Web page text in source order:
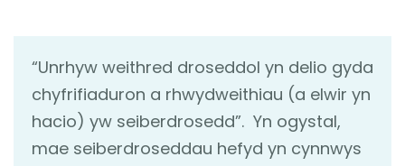
“Unrhyw weithred droseddol yn delio gyda
chyfrifiaduron a rhwydweithiau (a elwir yn
hacio) yw seiberdrosedd”. Yn ogystal,
mae seiberdroseddau hefyd yn cynnwys